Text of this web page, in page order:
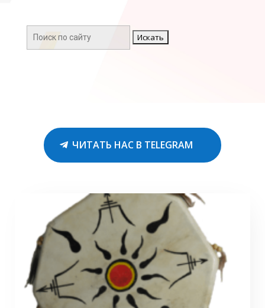
Поиск:
ЧИТАТЬ НАС В TELEGRAM